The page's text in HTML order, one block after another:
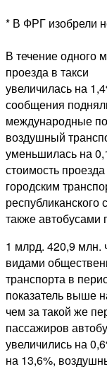
* В ФРГ изобрели
В течение одного
проезда в такси
увеличилась на
сообщения
международные
воздушный
уменьшилась на
стоимость
городским
также автобусами
1 млрд. 420,9 млн.
видами
транспорта в
показатель выше
чем за такой же
пассажиров
увеличились на
на 13,6%,